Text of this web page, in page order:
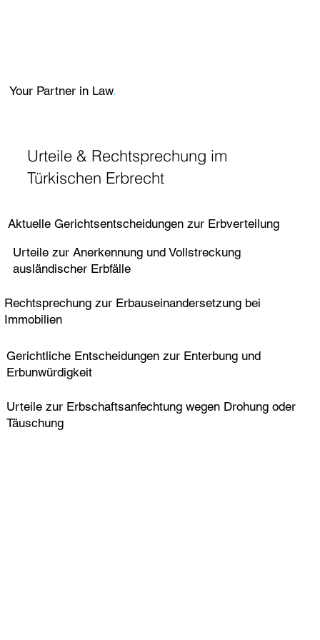
Your Partner in Law.
Urteile & Rechtsprechung im
Türkischen Erbrecht
Aktuelle Gerichtsentscheidungen zur Erbverteilung
Urteile zur Anerkennung und Vollstreckung
ausländischer Erbfälle
Rechtsprechung zur Erbauseinandersetzung bei
Immobilien
Gerichtliche Entscheidungen zur Enterbung und
Erbunwürdigkeit
Urteile zur Erbschaftsanfechtung wegen Drohung oder
Täuschung